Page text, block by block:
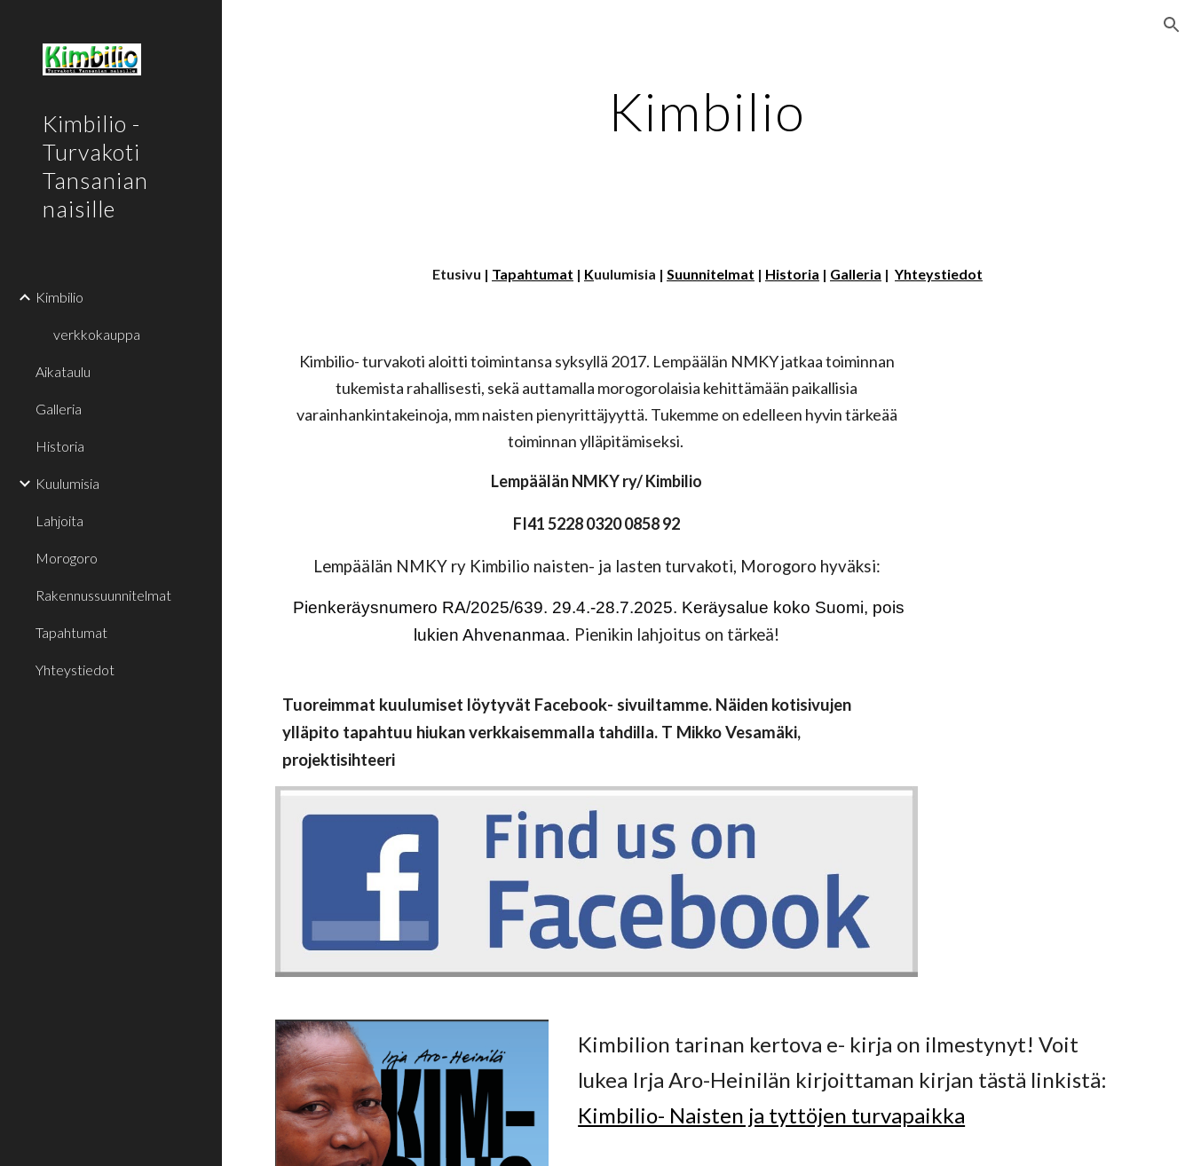
Kimbilio -
Turvakoti
Tansanian
naisille
Kimbilio
verkkokauppa
Aikataulu
Galleria
Historia
Kuulumisia
Lahjoita
Morogoro
Rakennussuunnitelmat
Tapahtumat
Yhteystiedot
Kimbilio
Etusivu | Tapahtumat | Kuulumisia | Suunnitelmat | Historia | Galleria | Yhteystiedot
Kimbilio- turvakoti aloitti toimintansa syksyllä 2017. Lempäälän NMKY jatkaa toiminnan
tukemista rahallisesti, sekä auttamalla morogorolaisia kehittämään paikallisia
varainhankintakeinoja, mm naisten pienyrittäjyyttä. Tukemme on edelleen hyvin tärkeää
toiminnan ylläpitämiseksi.
Lempäälän NMKY ry/ Kimbilio
FI41 5228 0320 0858 92
Lempäälän NMKY ry Kimbilio naisten- ja lasten turvakoti, Morogoro hyväksi:
Pienkeräysnumero RA/2025/639. 29.4.-28.7.2025. Keräysalue koko Suomi, pois
lukien Ahvenanmaa. Pienikin lahjoitus on tärkeä!
Tuoreimmat kuulumiset löytyvät Facebook- sivuiltamme. Näiden kotisivujen
ylläpito tapahtuu hiukan verkkaisemmalla tahdilla. T Mikko Vesamäki,
projektisihteeri
Kimbilion tarinan kertova e- kirja on ilmestynyt! Voit
lukea Irja Aro-Heinilän kirjoittaman kirjan tästä linkistä:
Kimbilio- Naisten ja tyttöjen turvapaikka